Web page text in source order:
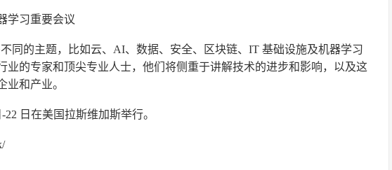
同的主题，比如云、AI、数据、安全、区块链、IT 基础设施及机器学习
业的专家和顶尖专业人士，他们将侧重于讲解技术的进步和影响，以及这
业和产业。
日在美国拉斯维加斯举行。